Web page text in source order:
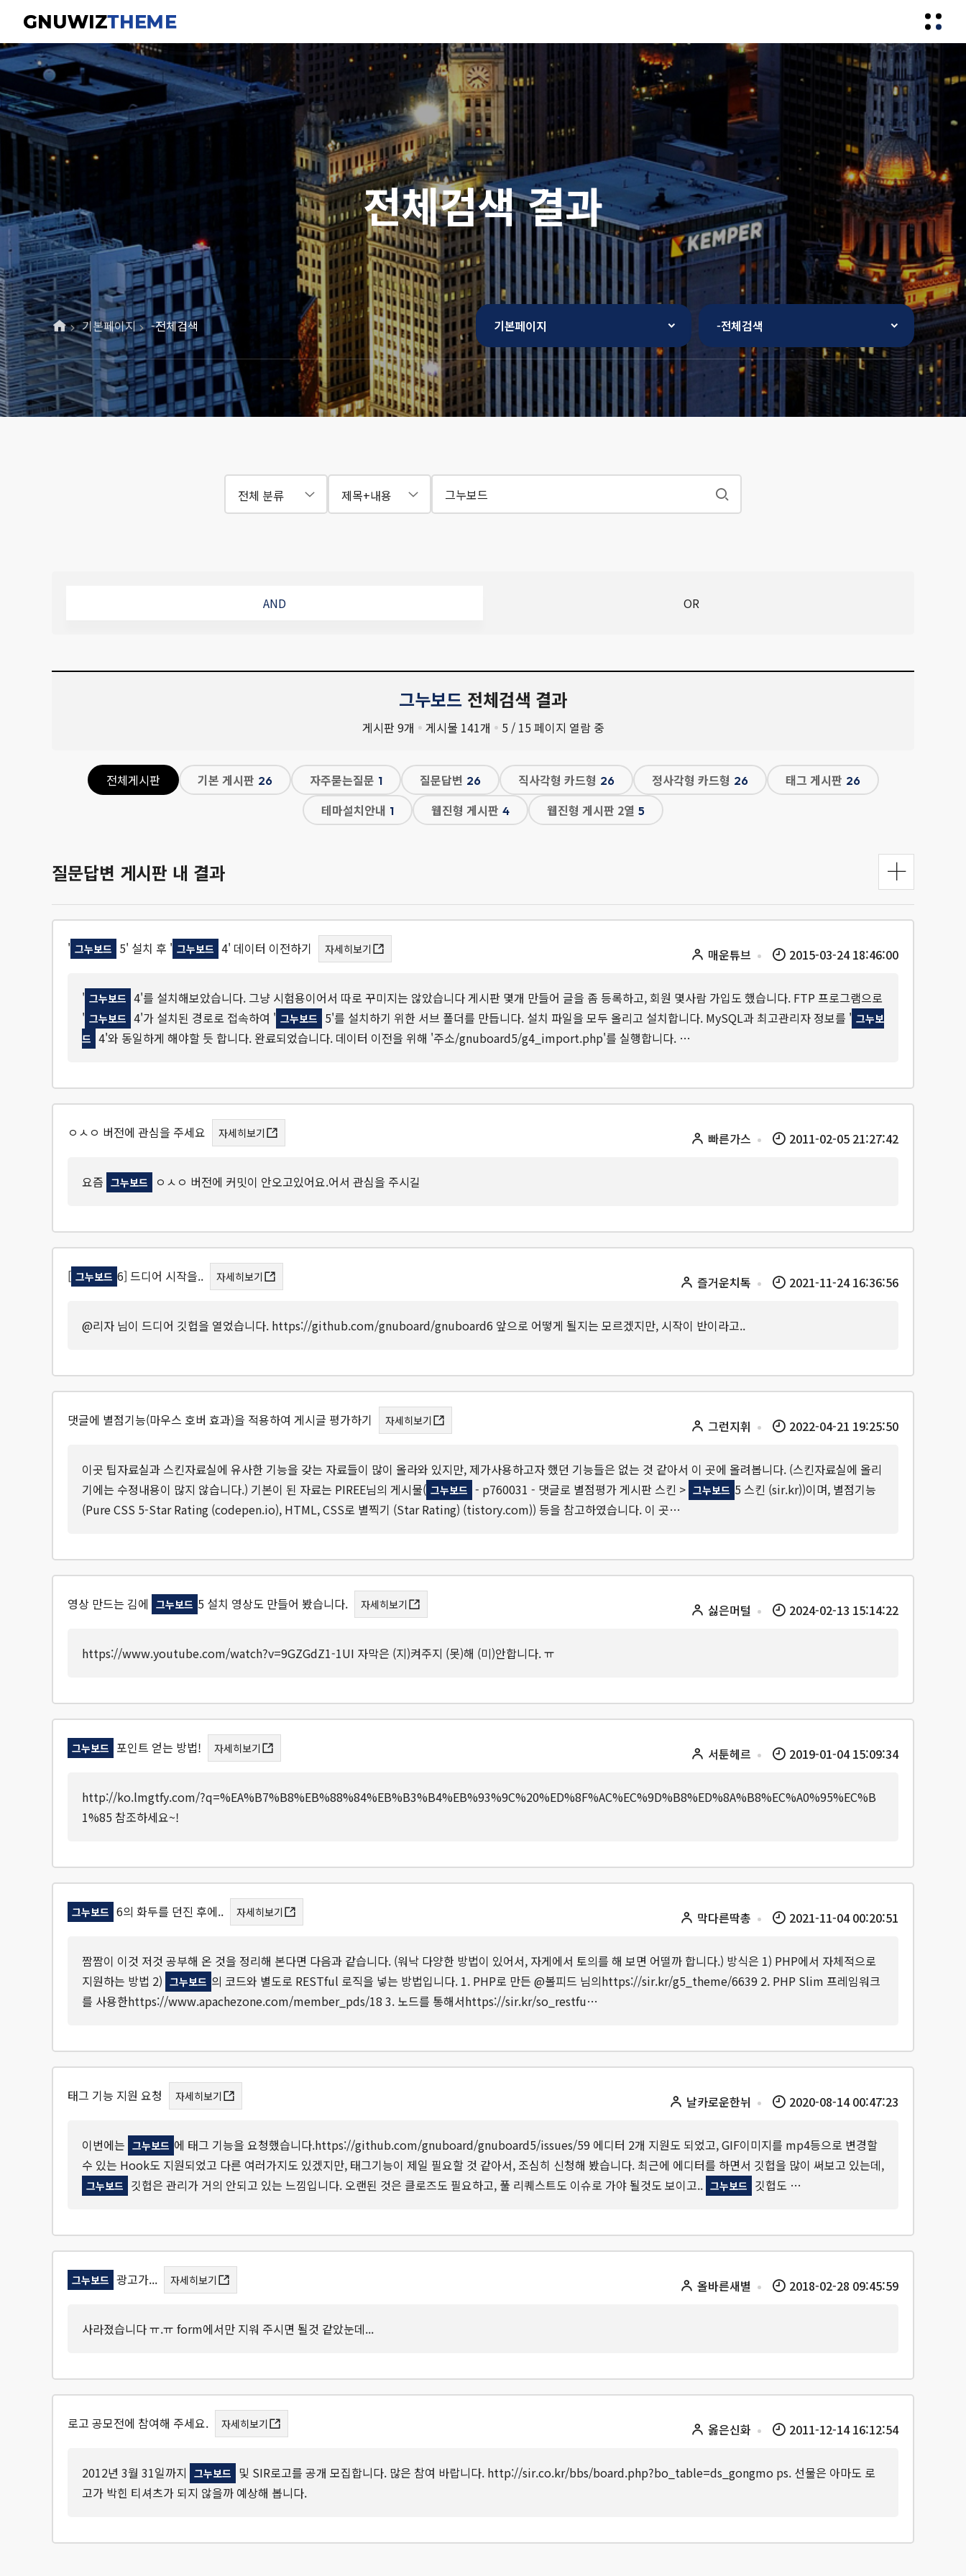
전체검색 결과
기본페이지 -전체검색 기본페이지 -전체검색
AND OR
그누보드 전체검색 결과
게시판9개 게시물 141개 5 / 15 페이지 열람 중
전체게시판 기본 게시판 26 자주묻는질문 1 질문답변 26 직사각형 카드형 26 정사각형 카드형 26 태그 게시판 26
테마설치안내 1 웹진형 게시판 4 웹진형 게시판 2열 5
질문답변 게시판 내 결과
' 그누보드 5' 설치 후 ' 그누보드 4' 데이터 이전하기 자세히보기 매운튜브 2015-03-24 18:46:00
' 그누보드 4'를 설치해보았습니다. 그냥 시험용이어서 따로 꾸미지는 않았습니다 게시판 몇개 만들어 글을 좀 등록하고, 회원 몇사람 가입도 했습니다. FTP 프로그램으로
' 그누보드 4'가 설치된 경로로 접속하여 ' 그누보드 5'를 설치하기 위한 서브 폴더를 만듭니다. 설치 파일을 모두 올리고 설치합니다. MySQL과 최고관리자 정보를 ' 그누보
드 4'와 동일하게 해야할 듯 합니다. 완료되었습니다. 데이터 이전을 위해 '주소/gnuboard5/g4_import.php'를 실행합니다. …
ㅇㅅㅇ 버전에 관심을 주세요 자세히보기 빠른가스 2011-02-05 21:27:42
요즘 그누보드 ㅇㅅㅇ 버전에 커밋이 안오고있어요.어서 관심을 주시길
[ 그누보드 6] 드디어 시작을.. 자세히보기 즐거운치톡 2021-11-24 16:36:56
@리자 님이 드디어 깃헙을 열었습니다. https://github.com/gnuboard/gnuboard6 앞으로 어떻게 될지는 모르겠지만, 시작이 반이라고..
댓글에 별점기능(마우스 호버 효과)을 적용하여 게시글 평가하기 자세히보기 그런지휘 2022-04-21 19:25:50
이곳 팁자료실과 스킨자료실에 유사한 기능을 갖는 자료들이 많이 올라와 있지만, 제가사용하고자 했던 기능들은 없는 것 같아서 이 곳에 올려봅니다. (스킨자료실에 올리
기에는 수정내용이 많지 않습니다.) 기본이 된 자료는 PIREE님의 게시물( 그누보드 - p760031 - 댓글로 별점평가 게시판 스킨 > 그누보드 5 스킨 (sir.kr))이며, 별점기능
(Pure CSS 5-Star Rating (codepen.io), HTML, CSS로 별찍기 (Star Rating) (tistory.com)) 등을 참고하였습니다. 이 곳…
영상 만드는 김에 그누보드 5 설치 영상도 만들어 봤습니다. 자세히보기 싫은머털 2024-02-13 15:14:22
https://www.youtube.com/watch?v=9GZGdZ1-1UI 자막은 (지)켜주지 (못)해 (미)안합니다. ㅠ
그누보드 포인트 얻는 방법! 자세히보기 서툰헤르 2019-01-04 15:09:34
http://ko.lmgtfy.com/?q=%EA%B7%B8%EB%88%84%EB%B3%B4%EB%93%9C%20%ED%8F%AC%EC%9D%B8%ED%8A%B8%EC%A0%95%EC%B
1%85 참조하세요~!
그누보드 6의 화두를 던진 후에.. 자세히보기 막다른딱총 2021-11-04 00:20:51
짬짬이 이것 저것 공부해 온 것을 정리해 본다면 다음과 같습니다. (워낙 다양한 방법이 있어서, 자게에서 토의를 해 보면 어떨까 합니다.) 방식은 1) PHP에서 자체적으로
지원하는 방법 2) 그누보드 의 코드와 별도로 RESTful 로직을 넣는 방법입니다. 1. PHP로 만든 @볼피드 님의https://sir.kr/g5_theme/6639 2. PHP Slim 프레임워크
를 사용한https://www.apachezone.com/member_pds/18 3. 노드를 통해서https://sir.kr/so_restfu…
태그 기능 지원 요청 자세히보기 날카로운한뉘 2020-08-14 00:47:23
이번에는 그누보드 에 태그 기능을 요청했습니다.https://github.com/gnuboard/gnuboard5/issues/59 에디터 2개 지원도 되었고, GIF이미지를 mp4등으로 변경할
수 있는 Hook도 지원되었고 다른 여러가지도 있겠지만, 태그기능이 제일 필요할 것 같아서, 조심히 신청해 봤습니다. 최근에 에디터를 하면서 깃헙을 많이 써보고 있는데,
그누보드 깃헙은 관리가 거의 안되고 있는 느낌입니다. 오랜된 것은 클로즈도 필요하고, 풀 리퀘스트도 이슈로 가야 될것도 보이고.. 그누보드 깃헙도 …
그누보드 광고가... 자세히보기 올바른새별 2018-02-28 09:45:59
사라졌습니다 ㅠ.ㅠ form에서만 지워 주시면 될것 같았눈데...
로고 공모전에 참여해 주세요. 자세히보기 옳은신화 2011-12-14 16:12:54
2012년 3월 31일까지 그누보드 및 SIR로고를 공개 모집합니다. 많은 참여 바랍니다. http://sir.co.kr/bbs/board.php?bo_table=ds_gongmo ps. 선물은 아마도 로
고가 박힌 티셔츠가 되지 않을까 예상해 봅니다.